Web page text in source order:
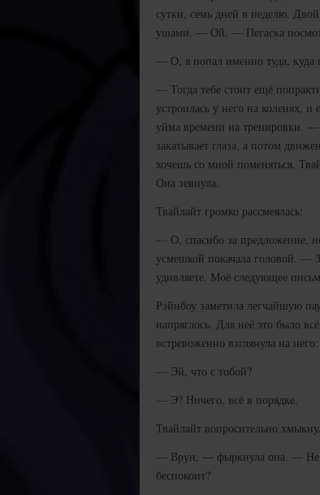
сутки, семь дней в неделю.
ушами. — Ой. — Пегаска
— О, я попал именно туда, куда
— Тогда тебе стоит ещё
устроилась у него на коленях,
уйма времени на тренировки. —
закатывает глаза, а потом
хочешь со мной поменяться,
Она зевнула.
Твайлайт громко рассмеялась:
— О, спасибо за предложение,
усмешкой покачала головой. —
удивляете. Моё следующее
Рэйнбоу заметила легчайшую
напряглось. Для неё это было
встревоженно взглянула на него:
— Эй, что с тобой?
— Э? Ничего, всё в порядке.
Твайлайт вопросительно
— Врун, — фыркнула она. — Не
беспокоит?